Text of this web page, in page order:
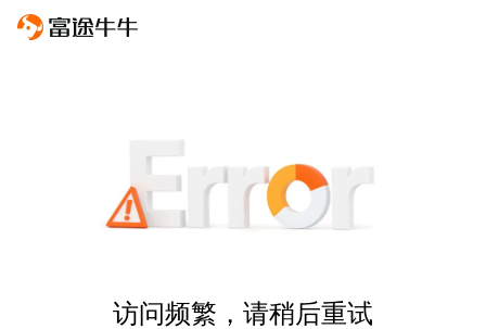
访问频繁，请稍后重试